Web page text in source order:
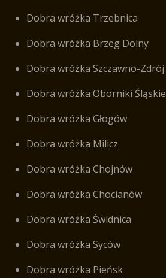
Dobra wróżka Trzebnica
Dobra wróżka Brzeg Dolny
Dobra wróżka Szczawno-Zdrój
Dobra wróżka Oborniki Śląskie
Dobra wróżka Głogów
Dobra wróżka Milicz
Dobra wróżka Chojnów
Dobra wróżka Chocianów
Dobra wróżka Świdnica
Dobra wróżka Syców
Dobra wróżka Pieńsk